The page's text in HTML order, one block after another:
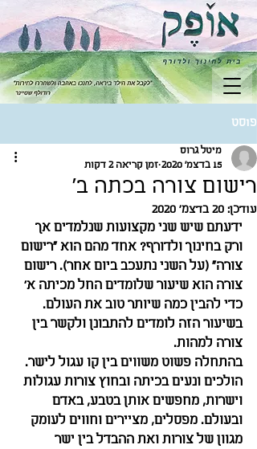
פוסט
רישום צורה בכתה ב'
מיטל גרוס
15 בדצמ׳ 2020
זמן קריאה 2 דקות
עודכן: 20 בדצמ׳ 2020
ידעתם שיש שני מקצועות שנלמדים אך
ורק בחינוך ולדורף? אחד מהם הוא "רישום
צורה" (על השני נתעכב ביום אחר). רישום
צורה הוא שיעור שלומדים החל מכיתה א'
כדי להבין כמה שיותר טוב את העולם.
בשיעור הזה לומדים להתבונן ולקשר בין
צורה למהות.
בהתחלה פשוט משווים בין קו עגול לישר.
הולכים ונעים בכיתה ובחוץ צורות עגולות
וישרות, מחפשים אותן בטבע, באדם
ובעולם. מפסלים, מציירים וחווים לעומק
מגוון של צורות ואת ההבדל בין ישר